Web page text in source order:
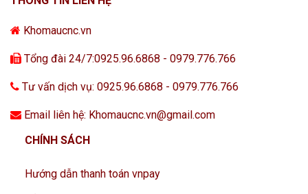
Khomaucnc.vn
Tổng đài 24/7:0925.96.6868 - 0979.776.766
Tư vấn dịch vụ: 0925.96.6868 - 0979.776.766
Email liên hệ: Khomaucnc.vn@gmail.com
CHÍNH SÁCH
Hướng dẫn thanh toán vnpay